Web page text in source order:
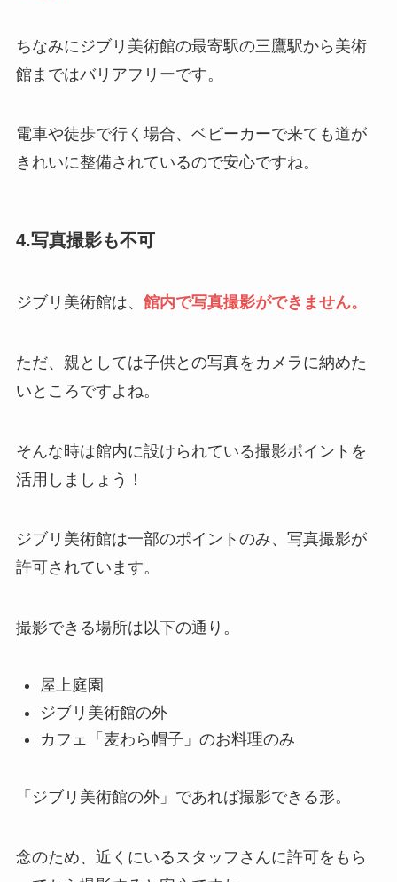
ちなみにジブリ美術館の最寄駅の三鷹駅から美術
館まではバリアフリーです。
電車や徒歩で行く場合、ベビーカーで来ても道が
きれいに整備されているので安心ですね。
4.写真撮影も不可
ジブリ美術館は、 館内で写真撮影ができません。
ただ、親としては子供との写真をカメラに納めた
いところですよね。
そんな時は館内に設けられている撮影ポイントを
活用しましょう！
ジブリ美術館は一部のポイントのみ、写真撮影が
許可されています。
撮影できる場所は以下の通り。
屋上庭園
ジブリ美術館の外
カフェ「麦わら帽子」のお料理のみ
「ジブリ美術館の外」であれば撮影できる形。
念のため、近くにいるスタッフさんに許可をもら